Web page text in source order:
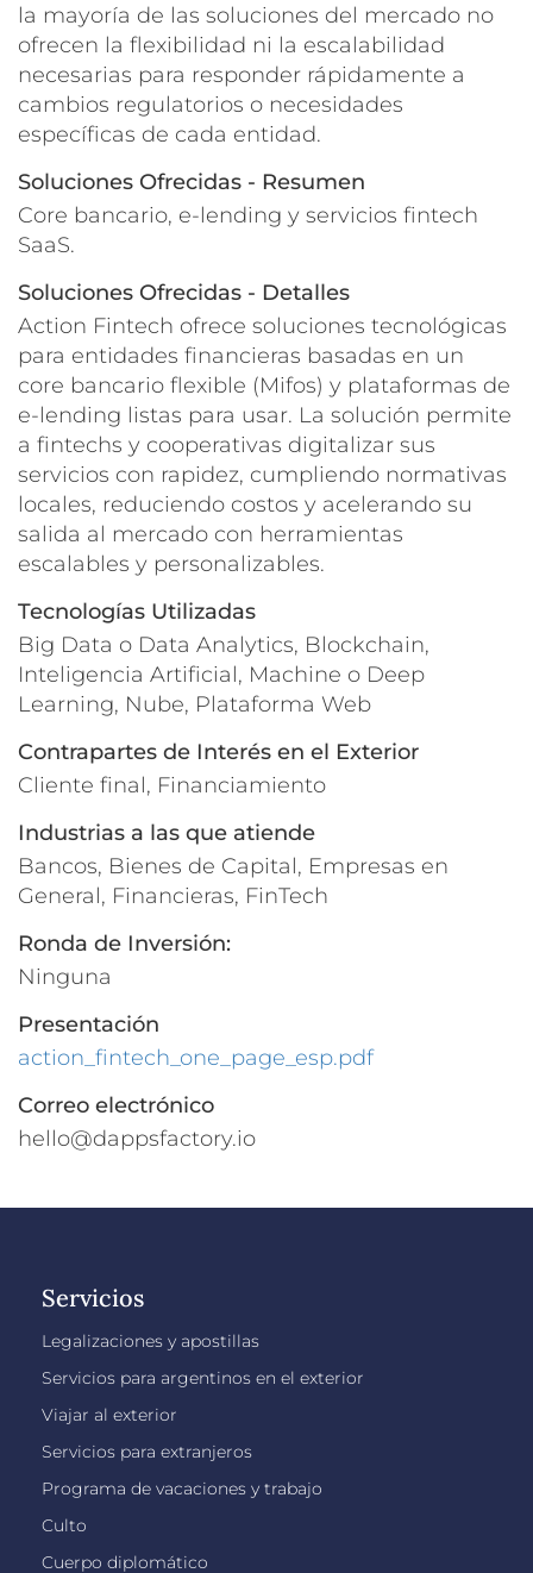
la mayoría de las soluciones del mercado no
ofrecen la flexibilidad ni la escalabilidad
necesarias para responder rápidamente a
cambios regulatorios o necesidades
específicas de cada entidad.
Soluciones Ofrecidas - Resumen
Core bancario, e-lending y servicios fintech
SaaS.
Soluciones Ofrecidas - Detalles
Action Fintech ofrece soluciones tecnológicas
para entidades financieras basadas en un
core bancario flexible (Mifos) y plataformas de
e-lending listas para usar. La solución permite
a fintechs y cooperativas digitalizar sus
servicios con rapidez, cumpliendo normativas
locales, reduciendo costos y acelerando su
salida al mercado con herramientas
escalables y personalizables.
Tecnologías Utilizadas
Big Data o Data Analytics, Blockchain,
Inteligencia Artificial, Machine o Deep
Learning, Nube, Plataforma Web
Contrapartes de Interés en el Exterior
Cliente final, Financiamiento
Industrias a las que atiende
Bancos, Bienes de Capital, Empresas en
General, Financieras, FinTech
Ronda de Inversión:
Ninguna
Presentación
action_fintech_one_page_esp.pdf
Correo electrónico
hello@dappsfactory.io
Servicios
Legalizaciones y apostillas
Servicios para argentinos en el exterior
Viajar al exterior
Servicios para extranjeros
Programa de vacaciones y trabajo
Culto
Cuerpo diplomático